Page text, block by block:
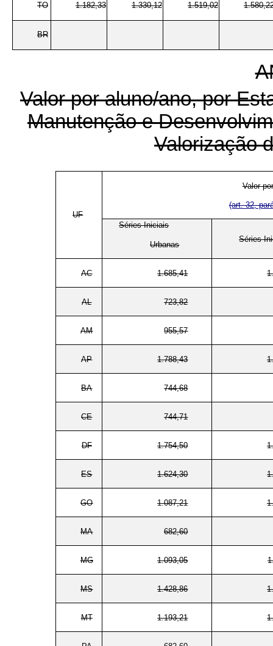
TO 1.182,33 1.330,12 1.519,02
BR
Valor por aluno/ano, por
Manutenção e
Valorização
UF
Valor
(art. 32,
Séries Iniciais
Urbanas
Séries
AC 1.685,41
AL 723,82
AM 955,57
AP 1.788,43
BA 744,68
CE 744,71
DF 1.754,50
ES 1.624,30
GO 1.087,21
MA 682,60
MG 1.093,05
MS 1.428,86
MT 1.193,21